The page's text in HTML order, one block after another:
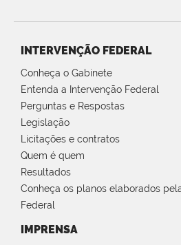
INTERVENÇÃO FEDERAL
Conheça o Gabinete
Entenda a Intervenção Federal
Perguntas e Respostas
Legislação
Licitações e contratos
Quem é quem
Resultados
Conheça os planos elaborados
Federal
IMPRENSA